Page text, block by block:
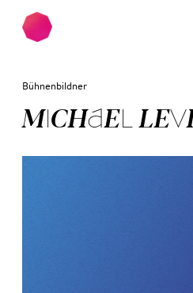
Zum Hauptinhalt springen
Bühnenbildner
MI­CHAEL